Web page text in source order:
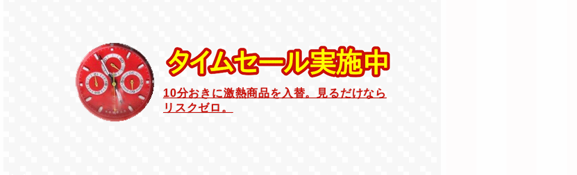
10分おきに激熱商品を入替。見るだけなら
リスクゼロ。